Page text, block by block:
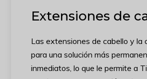
Extensiones de
Las extensiones de cabello y la
para una solución más
inmediatos, lo que le permite a